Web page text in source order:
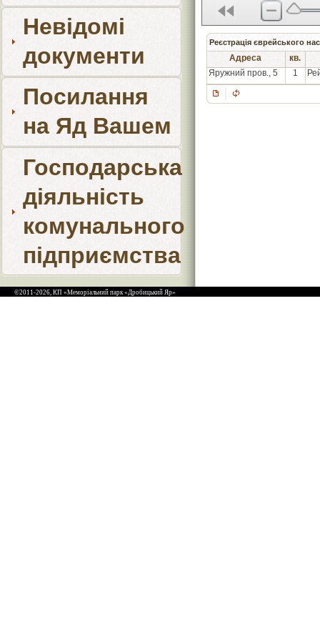
Невідомі
документи
Посилання
на Яд Вашем
Господарська
діяльність
комунального
підприємства
Реєстрація єврейського
Адреса
кв.
Яружний пров., 5
1
©2011-2026, КП «Меморіальний парк «Дробицький Яр»